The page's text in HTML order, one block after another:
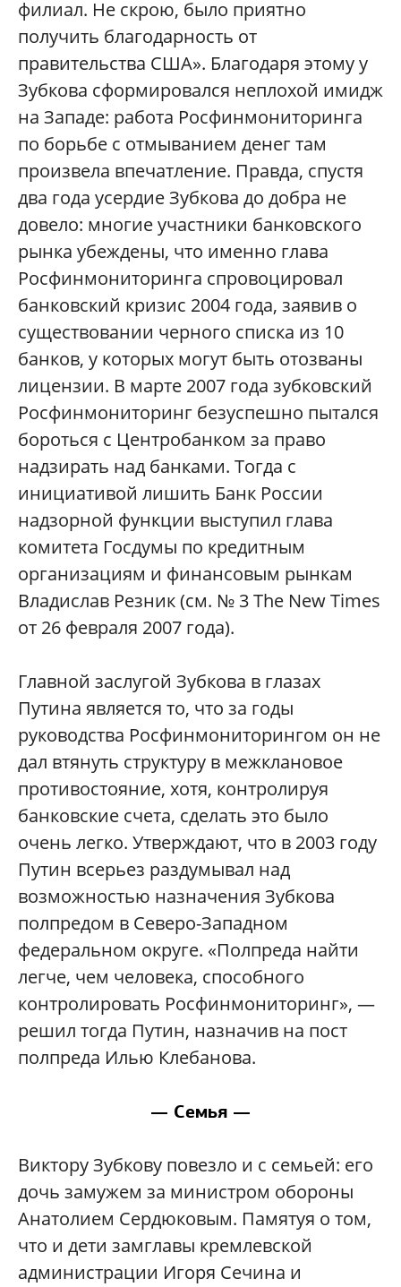
филиал. Не скрою, было приятно
получить благодарность от
правительства США». Благодаря этому у
Зубкова сформировался неплохой имидж
на Западе: работа Росфинмониторинга
по борьбе с отмыванием денег там
произвела впечатление. Правда, спустя
два года усердие Зубкова до добра не
довело: многие участники банковского
рынка убеждены, что именно глава
Росфинмониторинга спровоцировал
банковский кризис 2004 года, заявив о
существовании черного списка из 10
банков, у которых могут быть отозваны
лицензии. В марте 2007 года зубковский
Росфинмониторинг безуспешно пытался
бороться с Центробанком за право
надзирать над банками. Тогда с
инициативой лишить Банк России
надзорной функции выступил глава
комитета Госдумы по кредитным
организациям и финансовым рынкам
Владислав Резник (см. № 3 The New Times
от 26 февраля 2007 года).
Главной заслугой Зубкова в глазах
Путина является то, что за годы
руководства Росфинмониторингом он не
дал втянуть структуру в межклановое
противостояние, хотя, контролируя
банковские счета, сделать это было
очень легко. Утверждают, что в 2003 году
Путин всерьез раздумывал над
возможностью назначения Зубкова
полпредом в Северо-Западном
федеральном округе. «Полпреда найти
легче, чем человека, способного
контролировать Росфинмониторинг», —
решил тогда Путин, назначив на пост
полпреда Илью Клебанова.
— Семья —
Виктору Зубкову повезло и с семьей: его
дочь замужем за министром обороны
Анатолием Сердюковым. Памятуя о том,
что и дети замглавы кремлевской
администрации Игоря Сечина и